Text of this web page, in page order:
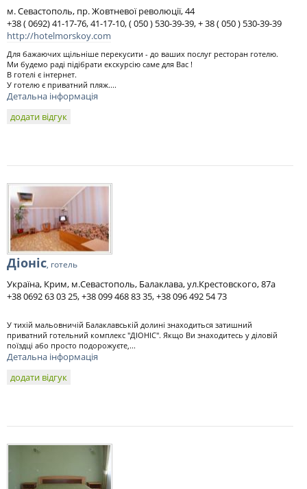
м. Севастополь, пр. Жовтневої революції, 44
+38 ( 0692) 41-17-76, 41-17-10, ( 050 ) 530-39-39, + 38 ( 050 ) 530-39-39
http://hotelmorskoy.com
Для бажаючих щільніше перекусити - до ваших послуг ресторан готелю.
Ми будемо раді підібрати екскурсію саме для Вас !
В готелі є інтернет.
У готелю є приватний пляж....
Детальна інформація
додати відгук
Діоніс, готель
Україна, Крим, м.Севастополь, Балаклава, ул.Крестовского, 87а
+38 0692 63 03 25, +38 099 468 83 35, +38 096 492 54 73
У тихій мальовничій Балаклавській долині знаходиться затишний
приватний готельний комплекс "ДІОНІС". Якщо Ви знаходитесь у діловій
поїздці або просто подорожуєте,...
Детальна інформація
додати відгук